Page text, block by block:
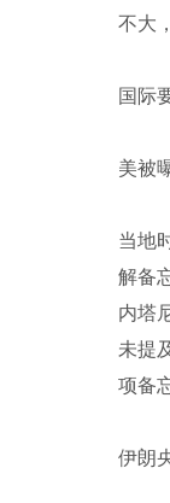
不大
国际
美被
当地
解备
内塔
未提
项备
伊朗